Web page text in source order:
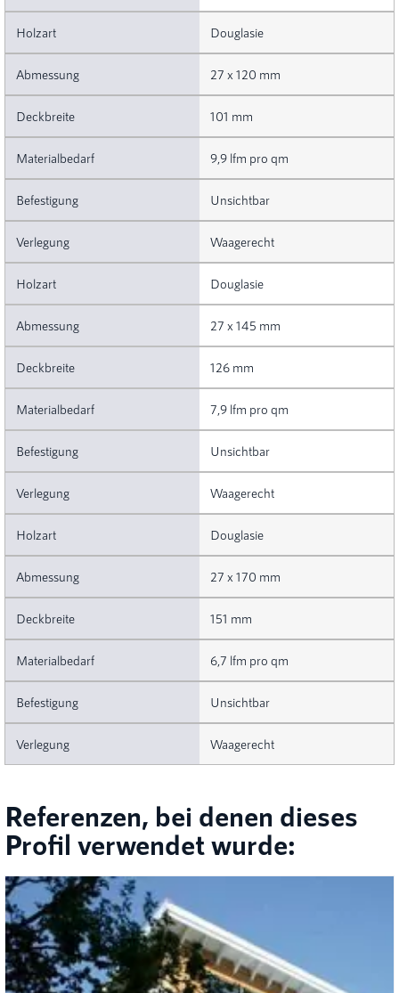
Douglasie
27 x 120 mm
101 mm
9,9 lfm pro qm
Unsichtbar
Waagerecht
Douglasie
27 x 145 mm
126 mm
7,9 lfm pro qm
Unsichtbar
Waagerecht
Douglasie
27 x 170 mm
151 mm
6,7 lfm pro qm
Unsichtbar
Waagerecht
Referenzen, bei denen dieses
Profil verwendet wurde: